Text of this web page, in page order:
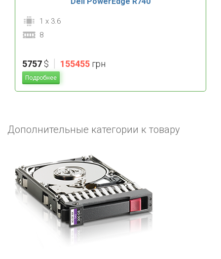
1 x 3.6
8
5757 $ | 155455 грн
Подробнее
Дополнительные категории к товару